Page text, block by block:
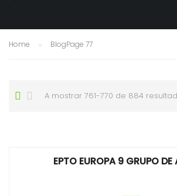
Home BlogPage 77
A mostrar 761-770 de 884
EPTO EUROPA 9 GRUPO DE